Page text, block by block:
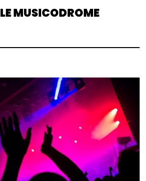
LE MUSICODROME